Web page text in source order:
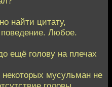
найти цитату,
Любое.
ещё голову на плечах
мусульман не